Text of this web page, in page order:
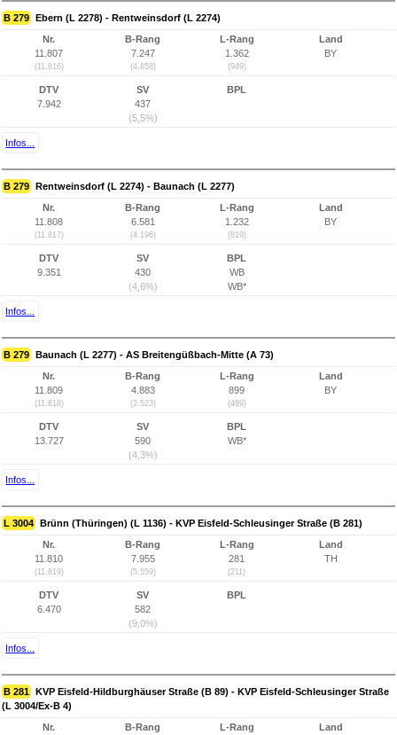
B 279 Ebern (L 2278) - Rentweinsdorf (L 2274)
Nr.
11.807
(11.816)
B-Rang
7.247
(4.858)
L-Rang
1.362
(949)
Land
BY
DTV
7.942
SV
437
(5,5%)
BPL
Infos...
B 279 Rentweinsdorf (L 2274) - Baunach (L 2277)
Nr.
11.808
(11.817)
B-Rang
6.581
(4.196)
L-Rang
1.232
(819)
Land
BY
DTV
9.351
SV
430
(4,6%)
BPL
WB
WB*
Infos...
B 279 Baunach (L 2277) - AS Breitengüßbach-Mitte (A 73)
Nr.
11.809
(11.818)
B-Rang
4.883
(2.523)
L-Rang
899
(489)
Land
BY
DTV
13.727
SV
590
(4,3%)
BPL
WB*
Infos...
L 3004 Brünn (Thüringen) (L 1136) - KVP Eisfeld-Schleusinger Straße (B 281)
Nr.
11.810
(11.819)
B-Rang
7.955
(5.559)
L-Rang
281
(211)
Land
TH
DTV
6.470
SV
582
(9,0%)
BPL
Infos...
B 281 KVP Eisfeld-Hildburghäuser Straße (B 89) - KVP Eisfeld-Schleusinger Straße
(L 3004/Ex-B 4)
Nr.
B-Rang
L-Rang
Land